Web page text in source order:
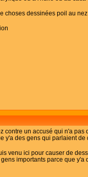
choses dessinées poil au nez
un accusé qui n'a
des gens qui parlaient de
venu ici pour causer de
importants parce que y'a